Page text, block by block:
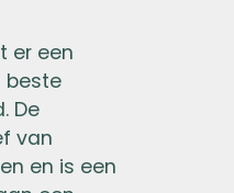
er een
beste
De
van
en is een